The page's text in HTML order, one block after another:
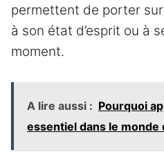
permettent de porter
à son état d’esprit ou à
moment.
A lire aussi : Pourquoi
essentiel dans le monde